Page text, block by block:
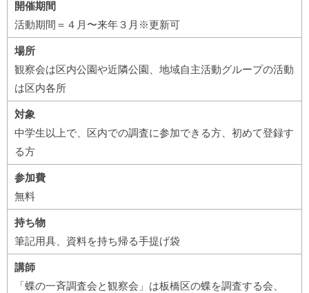
開催期間
活動期間＝４月〜来年３月※更新可
場所
観察会は区内公園や近隣公園、地域自主活動グループの活動
は区内各所
対象
中学生以上で、区内での調査に参加できる方、初めて登録す
る方
参加費
無料
持ち物
筆記用具、資料を持ち帰る手提げ袋
講師
「蝶の一斉調査会と観察会」は板橋区の蝶を調査する会、